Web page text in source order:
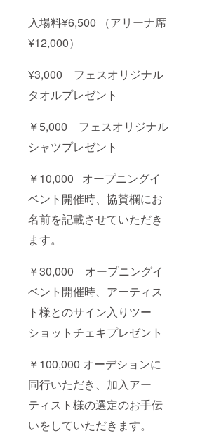
入場料¥6,500 （アリーナ席
¥12,000）
¥3,000 フェスオリジナル
タオルプレゼント
￥5,000 フェスオリジナル
シャツプレゼント
￥10,000 オープニングイ
ベント開催時、協賛欄にお
名前を記載させていただき
ます。
￥30,000 オープニングイ
ベント開催時、アーティス
ト様とのサイン入りツー
ショットチェキプレゼント
￥100,000 オーデションに
同行いただき、加入アー
ティスト様の選定のお手伝
いをしていただきます。